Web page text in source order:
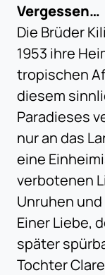
Vergessen…
Die Brüder
1953 ihre
tropischen
diesem
Paradieses
nur an das
eine
verbotenen
Unruhen
Einer Liebe,
später
Tochter